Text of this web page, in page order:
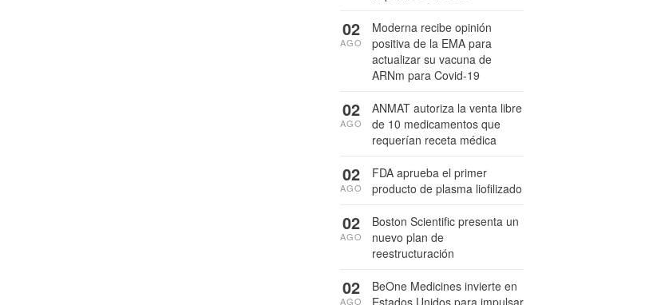
Moderna recibe opinión
positiva de la EMA para
actualizar su vacuna de
ARNm para Covid-19
02
AGO
ANMAT autoriza la venta libre
de 10 medicamentos que
requerían receta médica
02
AGO
FDA aprueba el primer
producto de plasma liofilizado
02
AGO
Boston Scientific presenta un
nuevo plan de
reestructuración
02
AGO
BeOne Medicines invierte en
Estados Unidos para impulsar
02
AGO